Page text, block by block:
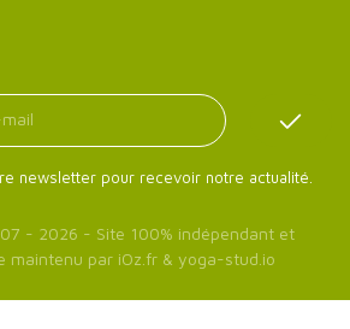
newsletter pour recevoir notre actualité.
- 2026 - Site 100% indépendant et
maintenu par iOz.fr & yoga-stud.io